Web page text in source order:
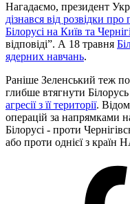
Нагадаємо, президент
дізнався від розвідки про
Білорусі на Київ та
відповіді”. А 18 травня
ядерних навчань.
Раніше Зеленський теж
глибше втягнути
агресії з її території.
операцій за напрямками
Білорусі - проти
або проти однієї з країн